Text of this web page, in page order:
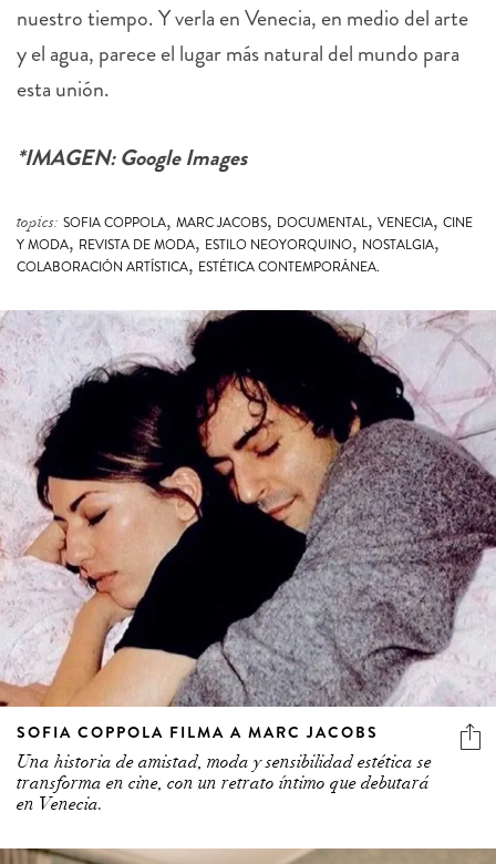
nuestro tiempo. Y verla en Venecia, en medio del arte
y el agua, parece el lugar más natural del mundo para
esta unión.
*IMAGEN: Google Images
topics: SOFIA COPPOLA, MARC JACOBS, DOCUMENTAL, VENECIA, CINE
Y MODA, REVISTA DE MODA, ESTILO NEOYORQUINO, NOSTALGIA,
COLABORACIÓN ARTÍSTICA,ESTÉTICA CONTEMPORÁNEA.
SOFIA COPPOLA FILMA A MARC JACOBS
Una historia de amistad, moda y sensibilidad estética se
transforma en cine, con un retrato íntimo que debutará
en Venecia.